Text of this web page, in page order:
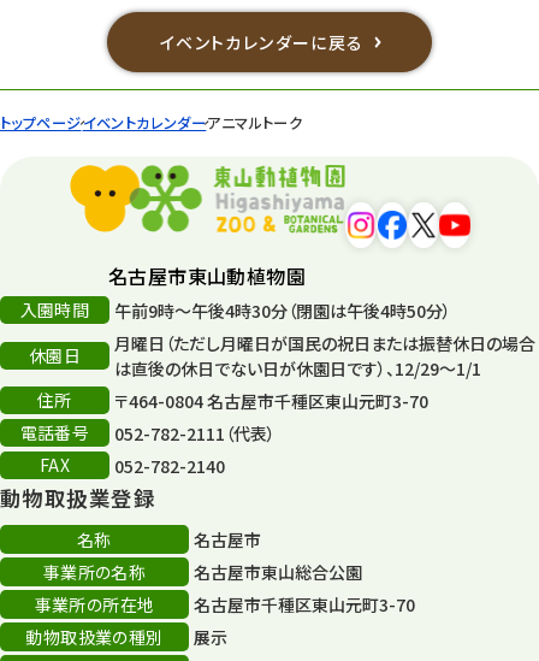
トップページイベントカレンダーアニマルトーク
イベントカレンダーに戻る
名古屋市東山動植物園
入園時間
午前9時～午後4時30分（閉園は午後4時50分）
休園日
月曜日（ただし月曜日が国民の祝日または振替休日の場合
は直後の休日でない日が休園日です）、12/29～1/1
住所
〒464-0804 名古屋市千種区東山元町3-70
電話番号
052-782-2111（代表）
FAX
052-782-2140
動物取扱業登録
名称
名古屋市
事業所の名称
名古屋市東山総合公園
事業所の所在地
名古屋市千種区東山元町3-70
動物取扱業の種別
展示